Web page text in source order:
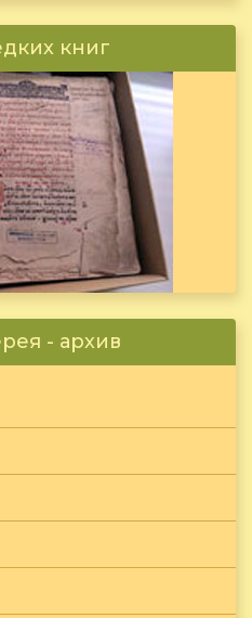
книг
- архив